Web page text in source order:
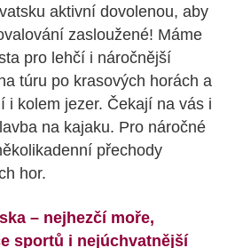
aktivní dovolenou, aby
zasloužené! Máme
pro lehčí i náročnější
túru po krasových horách a
i kolem jezer. Čekají na vás i
na kajaku. Pro náročné
přechody
hor.
– nejhezčí moře,
sportů i nejúchvatnější